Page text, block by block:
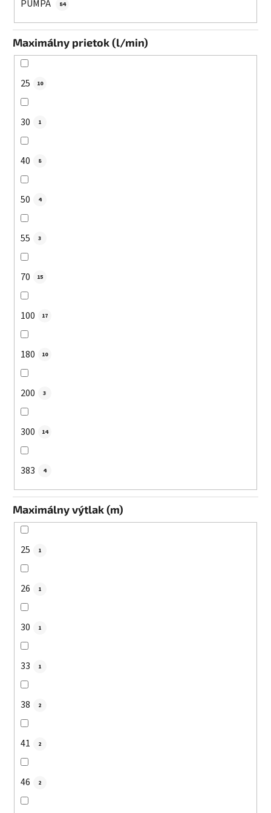
PUMPA 84
Maximálny prietok (l/min)
25 10
30 1
40 8
50 4
55 3
70 15
100 17
180 10
200 3
300 14
383 4
Maximálny výtlak (m)
25 1
26 1
30 1
33 1
38 2
41 2
46 2